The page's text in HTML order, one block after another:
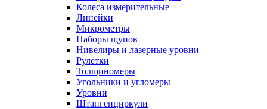
Колеса измерительные
Линейки
Микрометры
Наборы щупов
Нивелиры и лазерные уровни
Рулетки
Толщиномеры
Угольники и угломеры
Уровни
Штангенциркули